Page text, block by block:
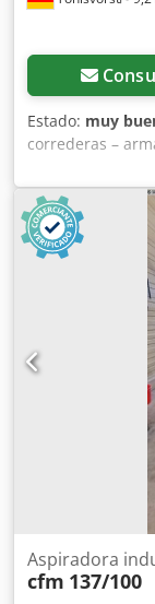
Estado: muy
correderas –
Ancho: 1500
Dedpezmuvdefx
Aspiradora
cfm 137/100